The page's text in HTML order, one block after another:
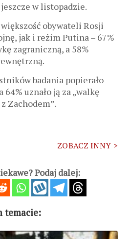
w listopadzie.
obywateli Rosji
jak i reżim Putina – 67%
zagraniczną, a 58%
badania popierało
uznało ją za „walkę
Zachodem”.
ZOBACZ INNY >
Podaj dalej:
temacie: